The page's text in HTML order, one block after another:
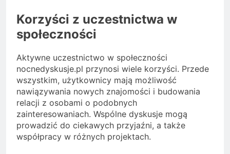
Korzyści z uczestnictwa w
społeczności
Aktywne uczestnictwo w społeczności
nocnedyskusje.pl przynosi wiele korzyści. Przede
wszystkim, użytkownicy mają możliwość
nawiązywania nowych znajomości i budowania
relacji z osobami o podobnych
zainteresowaniach. Wspólne dyskusje mogą
prowadzić do ciekawych przyjaźni, a także
współpracy w różnych projektach.